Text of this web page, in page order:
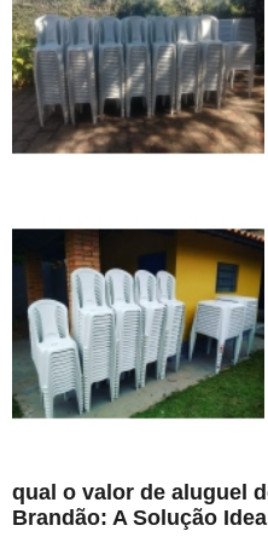
qual o valor de aluguel
Brandão: A Solução